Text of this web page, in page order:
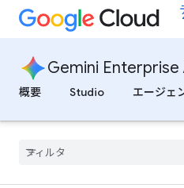
Gemini
概要
Studio エージェ